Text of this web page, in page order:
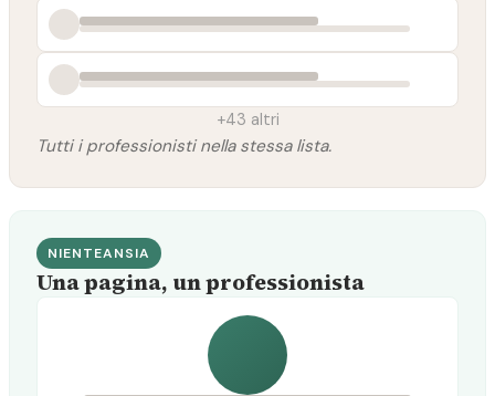
+43 altri
Tutti i professionisti nella stessa lista.
NIENTEANSIA
Una pagina, un professionista